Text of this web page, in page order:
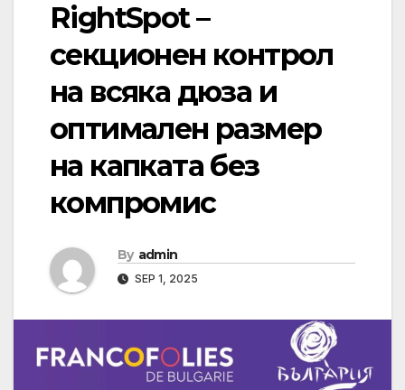
RightSpot –
секционен контрол
на всяка дюза и
оптимален размер
на капката без
компромис
By admin
SEP 1, 2025